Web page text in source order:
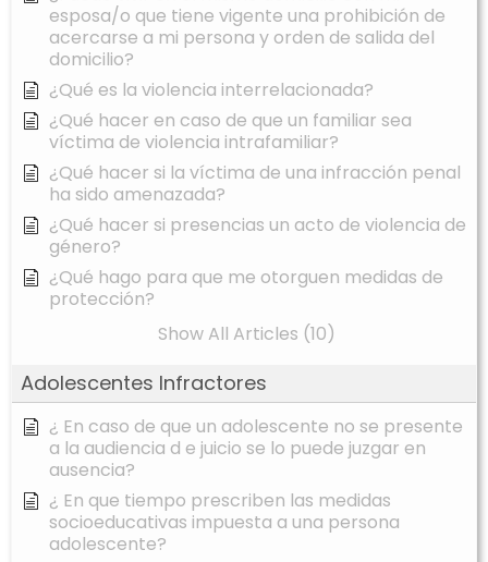
esposa/o que tiene vigente una prohibición de
acercarse a mi persona y orden de salida del
domicilio?
¿Qué es la violencia interrelacionada?
¿Qué hacer en caso de que un familiar sea
víctima de violencia intrafamiliar?
¿Qué hacer si la víctima de una infracción penal
ha sido amenazada?
¿Qué hacer si presencias un acto de violencia de
género?
¿Qué hago para que me otorguen medidas de
protección?
Show All Articles (10)
Adolescentes Infractores
¿ En caso de que un adolescente no se presente
a la audiencia d e juicio se lo puede juzgar en
ausencia?
¿ En que tiempo prescriben las medidas
socioeducativas impuesta a una persona
adolescente?